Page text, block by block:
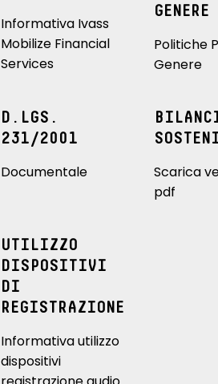
Informativa Ivass
Mobilize Financial
Services
GENERE
Politiche
Genere
D.LGS.
231/2001
Documentale
Scarica
pdf
UTILIZZO
DISPOSITIVI
DI
REGISTRAZIONE
Informativa utilizzo
dispositivi